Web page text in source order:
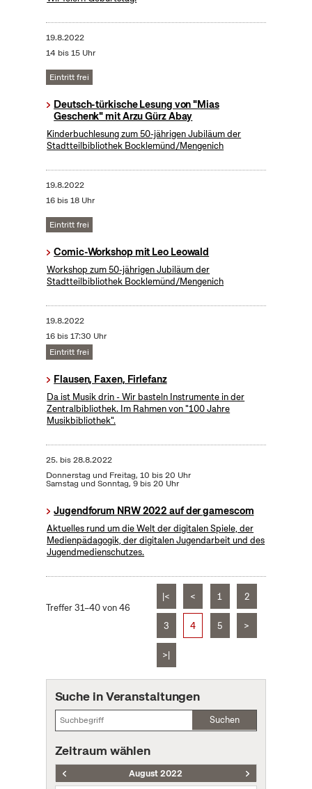
19.8.2022
14 bis 15 Uhr
Eintritt frei
Deutsch-türkische Lesung von "Mias
Geschenk" mit Arzu Gürz Abay
Kinderbuchlesung zum 50-jährigen Jubiläum der
Stadtteilbibliothek Bocklemünd/Mengenich
19.8.2022
16 bis 18 Uhr
Eintritt frei
Comic-Workshop mit Leo Leowald
Workshop zum 50-jährigen Jubiläum der
Stadtteilbibliothek Bocklemünd/Mengenich
19.8.2022
16 bis 17:30 Uhr
Eintritt frei
Flausen, Faxen, Firlefanz
Da ist Musik drin - Wir basteln Instrumente in der
Zentralbibliothek. Im Rahmen von "100 Jahre
Musikbibliothek".
25. bis28.8.2022
Donnerstag und Freitag, 10 bis 20 Uhr
Samstag und Sonntag, 9 bis 20 Uhr
Jugendforum NRW 2022 auf der gamescom
Aktuelles rund um die Welt der digitalen Spiele, der
Medienpädagogik, der digitalen Jugendarbeit und des
Jugendmedienschutzes.
Treffer 31–40 von 46
|< < 1 2
3 4 5 >
>|
Suche in Veranstaltungen
Suchen
Zeitraum wählen
August 2022